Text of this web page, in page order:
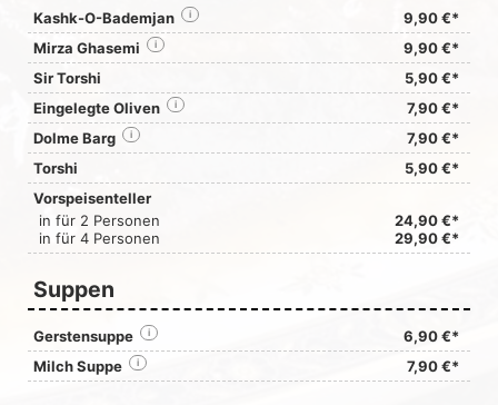
Kashk-O-Bademjan 9,90 €*
i
Mirza Ghasemi 9,90 €*
i
Sir Torshi
5,90 €*
Eingelegte Oliven
7,90 €*
i
Dolme Barg 7,90 €*
i
Torshi
5,90 €*
Vorspeisenteller
in für 2 Personen
24,90 €*
in für 4 Personen
29,90 €*
Suppen
Gerstensuppe 6,90 €*
i
Milch Suppe 7,90 €*
i